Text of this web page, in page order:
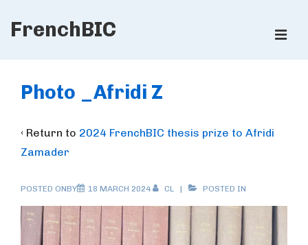
Skip
Content
FrenchBIC
Navigation
Photo _Afridi Z
‹ Return to 2024 FrenchBIC thesis prize to Afridi
Zamader
POSTED ONBY 18 MARCH 2024 CL POSTED IN